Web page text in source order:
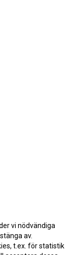
vi nödvändiga
av.
t.ex. för statistik